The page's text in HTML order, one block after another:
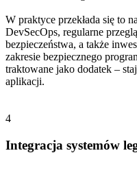
W praktyce przekłada się to
DevSecOps, regularne
bezpieczeństwa, a także
zakresie bezpiecznego
traktowane jako dodatek –
aplikacji.
4
Integracja systemów